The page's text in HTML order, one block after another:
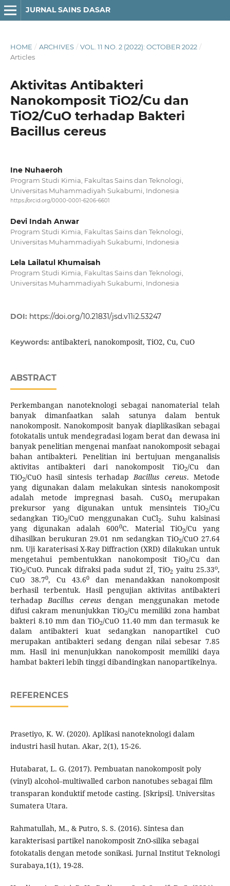
JURNAL SAINS DASAR
HOME / ARCHIVES / VOL. 11 NO. 2 (2022): OCTOBER 2022 /
Articles
Aktivitas Antibakteri
Nanokomposit TiO2/Cu dan
TiO2/CuO terhadap Bakteri
Bacillus cereus
Ine Nuhaeroh
Program Studi Kimia, Fakultas Sains dan Teknologi,
Universitas Muhammadiyah Sukabumi, Indonesia
https://orcid.org/0000-0001-6206-6601
Devi Indah Anwar
Program Studi Kimia, Fakultas Sains dan Teknologi,
Universitas Muhammadiyah Sukabumi, Indonesia
Lela Lailatul Khumaisah
Program Studi Kimia, Fakultas Sains dan Teknologi,
Universitas Muhammadiyah Sukabumi, Indonesia
DOI: https://doi.org/10.21831/jsd.v11i2.53247
Keywords: antibakteri, nanokomposit, TiO2, Cu, CuO
ABSTRACT
Perkembangan nanoteknologi sebagai nanomaterial telah
banyak dimanfaatkan salah satunya dalam bentuk
nanokomposit. Nanokomposit banyak diaplikasikan sebagai
fotokatalis untuk mendegradasi logam berat dan dewasa ini
banyak penelitian mengenai manfaat nanokomposit sebagai
bahan antibakteri. Penelitian ini bertujuan menganalisis
aktivitas antibakteri dari nanokomposit TiO2/Cu dan
TiO2/CuO hasil sintesis terhadapBacillus cereus. Metode
yang digunakan dalam melakukan sintesis nanokomposit
adalah metode impregnasi basah. CuSO4
merupakan
prekursor yang digunakan untuk mensinteis TiO2/Cu
sedangkan TiO2/CuO menggunakan CuCl2. Suhu kalsinasi
yang digunakan adalah 6000C. Material TiO2/Cu yang
dihasilkan berukuran 29.01 nm sedangkan TiO2/CuO 27.64
nm. Uji karaterisasi X-Ray Diffraction (XRD) dilakukan untuk
mengetahui pembentukkan nanokomposit TiO2/Cu dan
TiO2/CuO. Puncak difraksi pada sudut 2Î¸ TiO2 yaitu 25.33o,
CuO 38.70, Cu 43.60
dan menandakkan nanokomposit
berhasil terbentuk. Hasil pengujian aktivitas antibakteri
terhadapBacillus cereus dengan menggunakan metode
difusi cakram menunjukkan TiO2/Cu memiliki zona hambat
bakteri 8.10 mm dan TiO2/CuO 11.40 mm dan termasuk ke
dalam antibakteri kuat sedangkan nanopartikel CuO
merupakan antibakteri sedang dengan nilai sebesar 7.85
mm. Hasil ini menunjukkan nanokomposit memiliki daya
hambat bakteri lebih tinggi dibandingkan nanopartikelnya.
REFERENCES
Prasetiyo, K. W. (2020). Aplikasi nanoteknologi dalam
industri hasil hutan. Akar, 2(1), 15-26.
Hutabarat, L. G. (2017). Pembuatan nanokomposit poly
(vinyl) alcohol–multiwalled carbon nanotubes sebagai film
transparan konduktif metode casting. [Skripsi]. Universitas
Sumatera Utara.
Rahmatullah, M., & Putro, S. S. (2016). Sintesa dan
karakterisasi partikel nanokomposit ZnO-silika sebagai
fotokatalis dengan metode sonikasi. Jurnal Institut Teknologi
Surabaya,1(1), 19-28.